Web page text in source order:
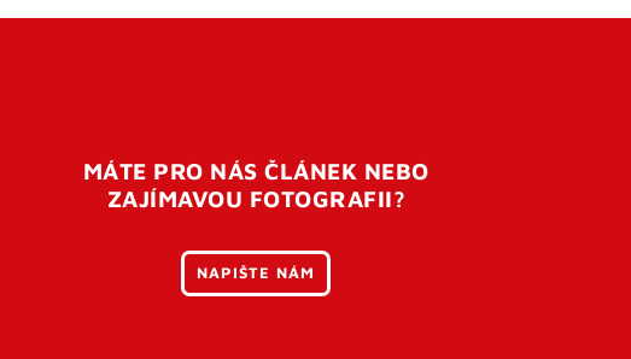
MÁTE PRO NÁS ČLÁNEK NEBO
ZAJÍMAVOU FOTOGRAFII?
NAPIŠTE NÁM